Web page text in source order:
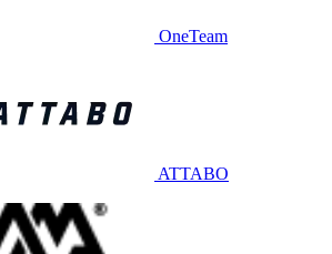
OneTeam
ATTABO